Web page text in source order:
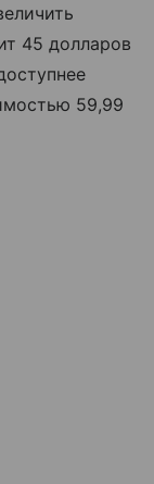
45 долларов
59,99